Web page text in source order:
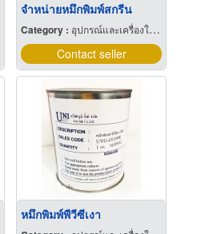
จำหน่ายหมึกพิมพ์สกรีน
Category : อุปกรณ์และเครื่องใช้พิมพ์สกรีน
Contact seller
หมึกพิมพ์พีวีซีเงา